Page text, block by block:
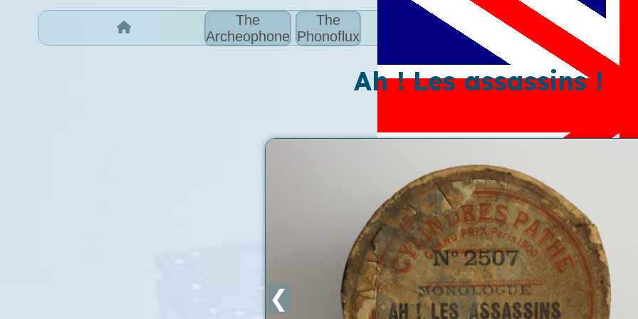
The
Archeophone
The
Phonoflux
Ah ! Les assassins !
❮